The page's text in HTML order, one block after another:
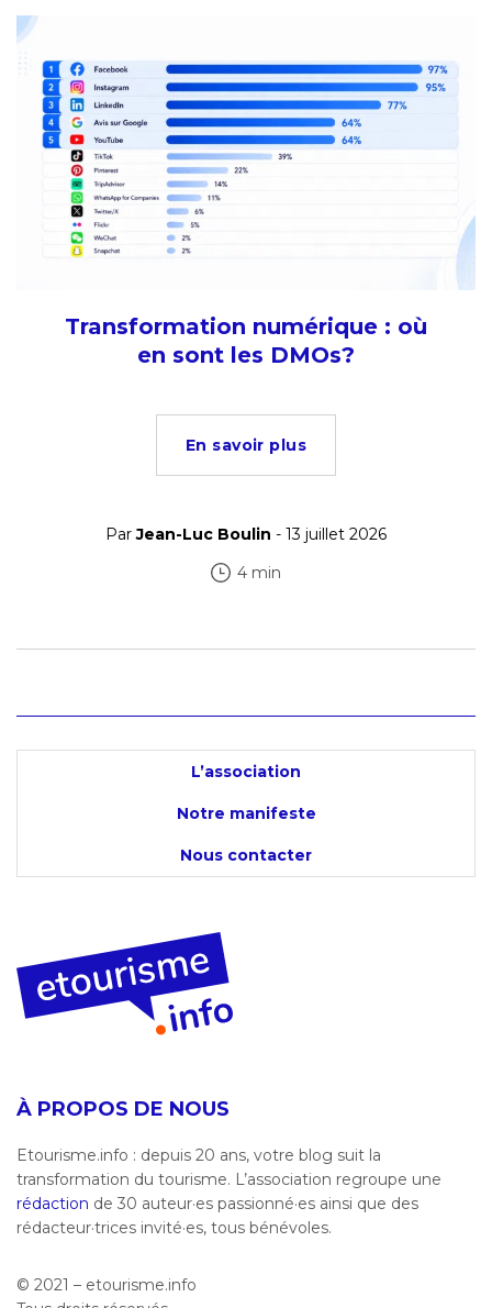
Transformation numérique : où
en sont les DMOs?
En savoir plus
ParJean-Luc Boulin - 13 juillet 2026
4 min
L’association
Notre manifeste
Nous contacter
À PROPOS DE NOUS
Etourisme.info : depuis 20 ans, votre blog suit la
transformation du tourisme. L’association regroupe une
rédaction de 30 auteur·es passionné·es ainsi que des
rédacteur·trices invité·es, tous bénévoles.
© 2021 – etourisme.info